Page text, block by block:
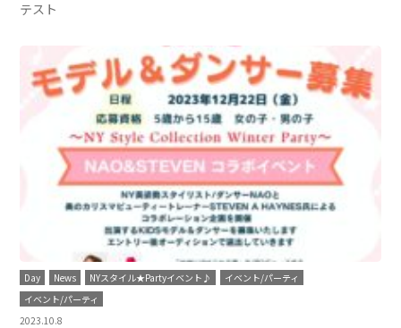
テスト
Day News NYスタイル★Partyイベント♪
イベント/パーティ
イベント/パーティ
2023.10.8